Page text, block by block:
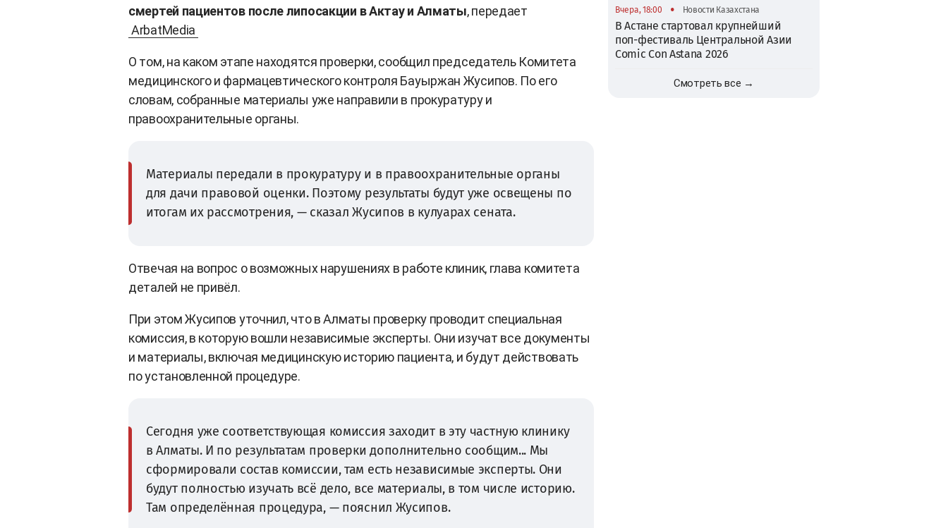
смертей пациентов после липосакции в Актау и Алматы, передает
ArbatMedia
О том, на каком этапе находятся проверки, сообщил председатель Комитета
медицинского и фармацевтического контроля Бауыржан Жусипов. По его
словам, собранные материалы уже направили в прокуратуру и
правоохранительные органы.
Материалы передали в прокуратуру и в правоохранительные органы
для дачи правовой оценки. Поэтому результаты будут уже освещены по
итогам их рассмотрения, — сказал Жусипов в кулуарах сената.
Отвечая на вопрос о возможных нарушениях в работе клиник, глава комитета
деталей не привёл.
При этом Жусипов уточнил, что в Алматы проверку проводит специальная
комиссия, в которую вошли независимые эксперты. Они изучат все документы
и материалы, включая медицинскую историю пациента, и будут действовать
по установленной процедуре.
Сегодня уже соответствующая комиссия заходит в эту частную клинику
в Алматы. И по результатам проверки дополнительно сообщим... Мы
сформировали состав комиссии, там есть независимые эксперты. Они
будут полностью изучать всё дело, все материалы, в том числе историю.
Там определённая процедура, — пояснил Жусипов.
Вчера, 18:00 • Новости Казахстана
В Астане стартовал крупнейший
поп-фестиваль Центральной Азии
Comic Con Astana 2026
Смотреть все →